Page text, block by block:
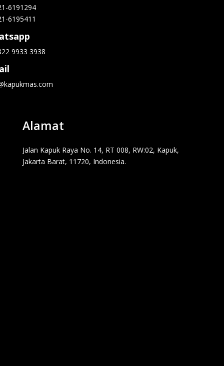
6191294
6195411
9933 3938
Alamat
Jalan Kapuk Raya No. 14, RT 008, RW:02, Kapuk,
Jakarta Barat, 11720, Indonesia.